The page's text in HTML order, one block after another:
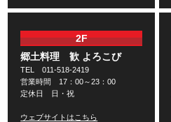
2F
郷土料理 歓 よろこび
TEL 011-518-2419
営業時間 17：00～23：00
定休日 日・祝
ウェブサイトはこちら